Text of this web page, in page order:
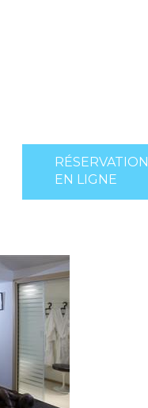
RÉSERVATION
EN LIGNE